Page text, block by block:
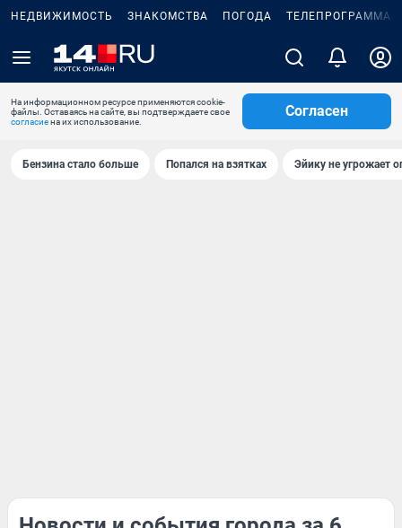
НЕДВИЖИМОСТЬ ЗНАКОМСТВА ПОГОДА ТЕЛЕПРОГРАММА
На информационном ресурсе применяются cookie-
файлы. Оставаясь на сайте, вы подтверждаете свое
согласиена их использование.
Согласен
Бензина стало больше Попался на взятках Эйику не угрожает